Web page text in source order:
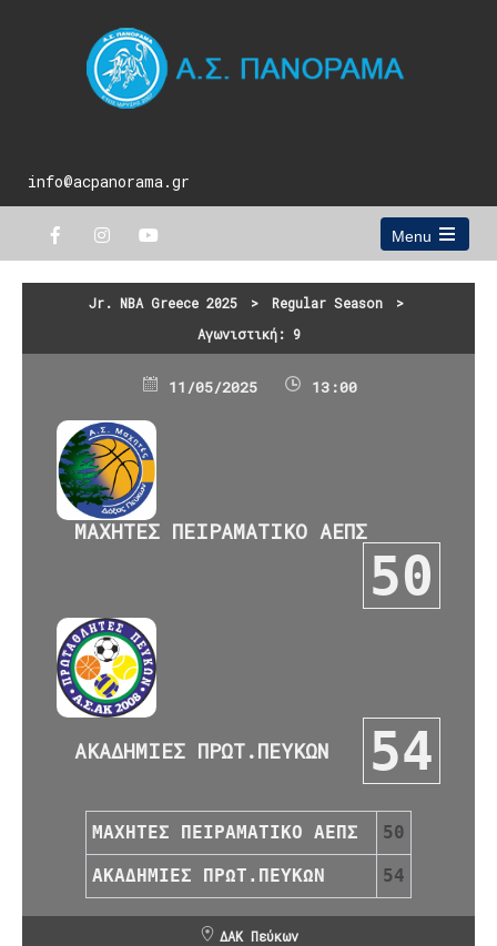
info@acpanorama.gr
Menu
Open
main
Jr. NBA Greece 2025 > Regular Season
>
Αγωνιστική: 9
11/05/2025 13:00
ΜΑΧΗΤΕΣ ΠΕΙΡΑΜΑΤΙΚΟ ΑΕΠΣ
50
ΑΚΑΔΗΜΙΕΣ ΠΡΩΤ.ΠΕΥΚΩΝ 54
ΜΑΧΗΤΕΣ ΠΕΙΡΑΜΑΤΙΚΟ ΑΕΠΣ 50
ΑΚΑΔΗΜΙΕΣ ΠΡΩΤ.ΠΕΥΚΩΝ 54
ΔΑΚ Πεύκων